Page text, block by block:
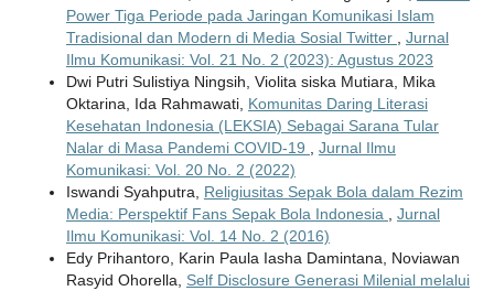
Power Tiga Periode pada Jaringan Komunikasi Islam
Tradisional dan Modern di Media Sosial Twitter
Jurnal
Ilmu Komunikasi: Vol. 21 No. 2 (2023): Agustus 2023
Dwi Putri Sulistiya Ningsih, Violita siska Mutiara, Mika
Oktarina, Ida Rahmawati, Komunitas Daring Literasi
Kesehatan Indonesia (LEKSIA) Sebagai Sarana Tular
Nalar di Masa Pandemi COVID-19
Jurnal Ilmu
Komunikasi: Vol. 20 No. 2 (2022)
Iswandi Syahputra, Religiusitas Sepak Bola dalam Rezim
Media: Perspektif Fans Sepak Bola Indonesia
Jurnal
Ilmu Komunikasi: Vol. 14 No. 2 (2016)
Edy Prihantoro, Karin Paula Iasha Damintana, Noviawan
Rasyid Ohorella, Self Disclosure Generasi Milenial melalui